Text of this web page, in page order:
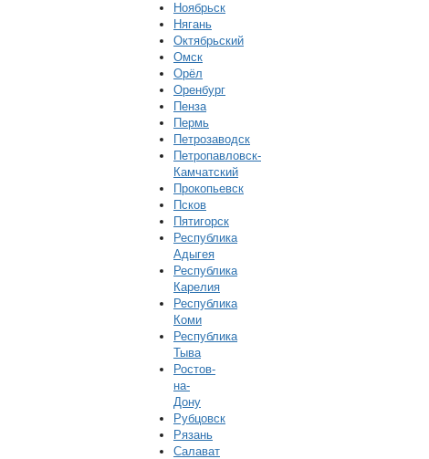
Ноябрьск
Нягань
Октябрьский
Омск
Орёл
Оренбург
Пенза
Пермь
Петрозаводск
Петропавловск-
Камчатский
Прокопьевск
Псков
Пятигорск
Республика
Адыгея
Республика
Карелия
Республика
Коми
Республика
Тыва
Ростов-
на-
Дону
Рубцовск
Рязань
Салават